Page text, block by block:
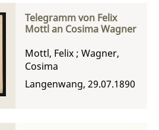
Telegramm von Felix
Mottl an Cosima Wagner
Mottl, Felix ; Wagner,
Cosima
Langenwang, 29.07.1890